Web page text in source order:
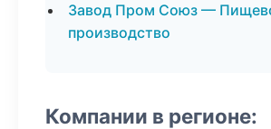
Завод Пром Союз —
производство
Компании в регионе: